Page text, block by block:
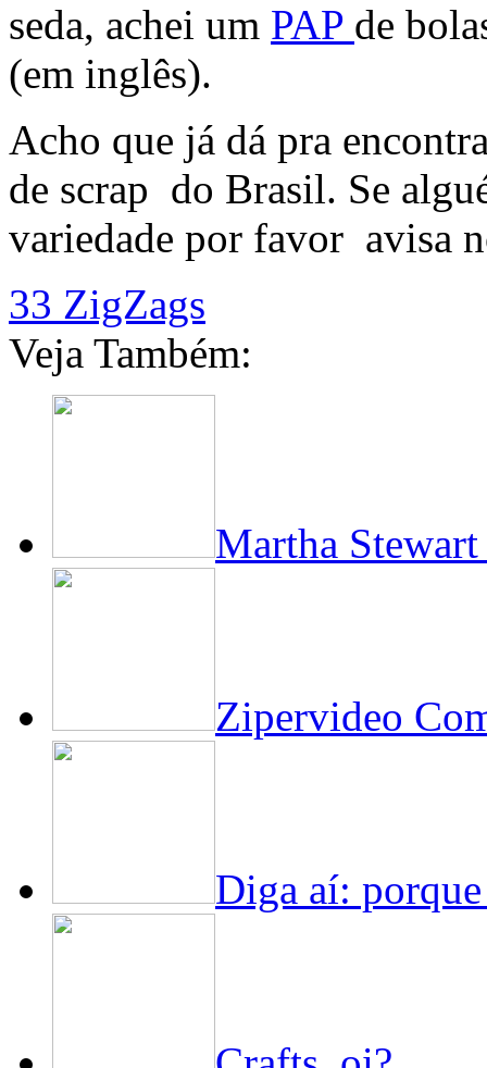
seda, achei um PAP de
(em inglês).
Acho que já dá pra
de scrap do Brasil. Se
variedade por favor avisa
33 ZigZags
Veja Também:
Martha
Zipervideo
Diga aí: